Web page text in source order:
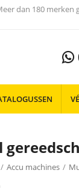
dan 180 merken
/ Accu machines /